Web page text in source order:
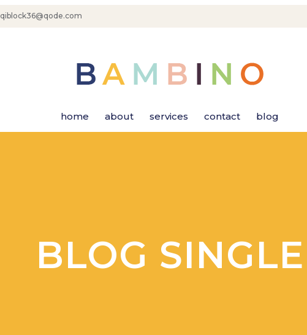
qiblock36@qode.com
home about services contact blog
BLOG SINGLE